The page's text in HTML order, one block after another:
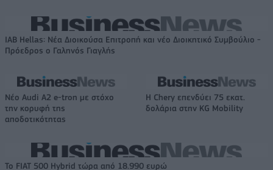
IAB Hellas: Νέα Διοικούσα Επιτροπή και νέο Διοικητικό Συμβούλιο -
Πρόεδρος ο Γαληνός Γιαγλής
Νέο Audi A2 e-tron με στόχο
την κορυφή της
αποδοτικότητας
Η Chery επενδύει 75 εκατ.
δολάρια στην KG Mobility
Το FIAT 500 Hybrid τώρα από 18.990 ευρώ